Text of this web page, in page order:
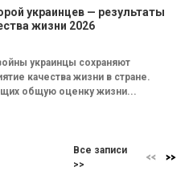
украинцев — результаты
жизни 2026
украинцы сохраняют
качества жизни в стране.
общую оценку жизни...
Все записи
>>